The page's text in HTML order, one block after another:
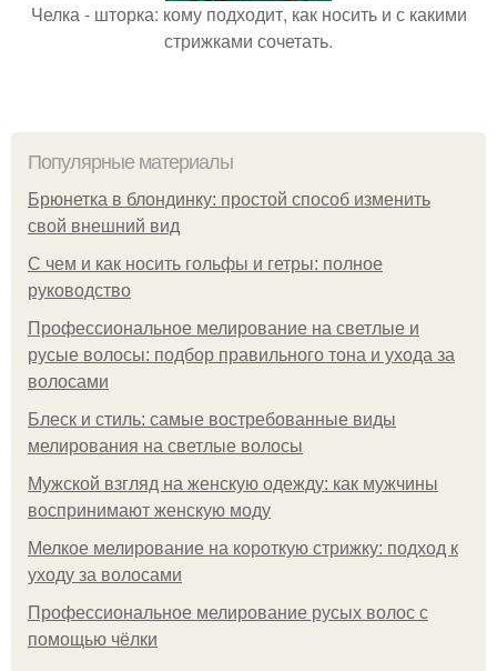
Челка - шторка: кому подходит, как носить и с какими
стрижками сочетать.
Популярные материалы
Брюнетка в блондинку: простой способ изменить
свой внешний вид
С чем и как носить гольфы и гетры: полное
руководство
Профессиональное мелирование на светлые и
русые волосы: подбор правильного тона и ухода за
волосами
Блеск и стиль: самые востребованные виды
мелирования на светлые волосы
Мужской взгляд на женскую одежду: как мужчины
воспринимают женскую моду
Мелкое мелирование на короткую стрижку: подход к
уходу за волосами
Профессиональное мелирование русых волос с
помощью чёлки